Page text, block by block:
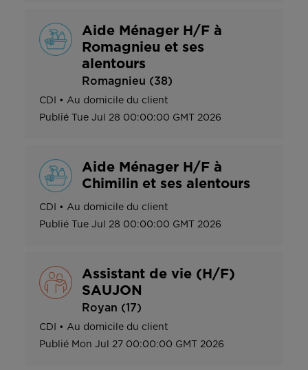
Aide Ménager H/F à
Romagnieu et ses
alentours
Romagnieu (38)
CDI • Au domicile du client
Publié Tue Jul 28 00:00:00 GMT 2026
Aide Ménager H/F à
Chimilin et ses alentours
CDI • Au domicile du client
Publié Tue Jul 28 00:00:00 GMT 2026
Assistant de vie (H/F)
SAUJON
Royan (17)
CDI • Au domicile du client
Publié Mon Jul 27 00:00:00 GMT 2026